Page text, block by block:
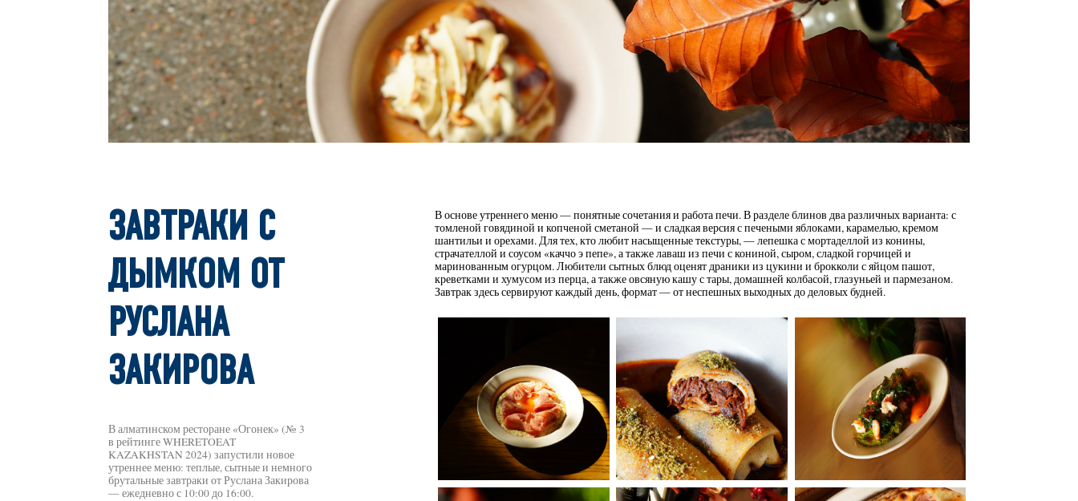
ЗАВТРАКИ С
ДЫМКОМ ОТ
РУСЛАНА
ЗАКИРОВА
В алматинском ресторане «Огонек» (№ 3
в рейтинге WHERETOEAT
KAZAKHSTAN 2024) запустили новое
утреннее меню: теплые, сытные и немного
брутальные завтраки от Руслана Закирова
— ежедневно с 10:00 до 16:00.
В основе утреннего меню — понятные сочетания и работа печи. В разделе блинов два различных варианта: с
томленой говядиной и копченой сметаной — и сладкая версия с печеными яблоками, карамелью, кремом
шантильи и орехами. Для тех, кто любит насыщенные текстуры, — лепешка с мортаделлой из конины,
страчателлой и соусом «каччо э пепе», а также лаваш из печи с кониной, сыром, сладкой горчицей и
маринованным огурцом. Любители сытных блюд оценят драники из цукини и брокколи с яйцом пашот,
креветками и хумусом из перца, а также овсяную кашу с тары, домашней колбасой, глазуньей и пармезаном.
Завтрак здесь сервируют каждый день, формат — от неспешных выходных до деловых будней.